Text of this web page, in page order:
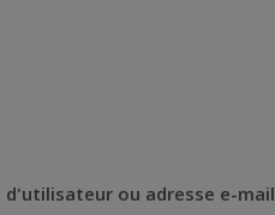
d'utilisateur ou adresse e-mail